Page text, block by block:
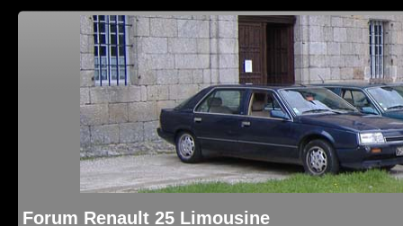
Forum Renault 25 Limousine